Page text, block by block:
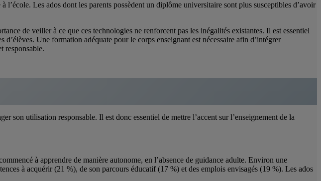
Les ados dont les parents possèdent un diplôme universitaire sont plus susceptibles d’avoir
de veiller à ce que ces technologies ne renforcent pas les inégalités existantes. Il est essentiel
Une formation adéquate pour le corps enseignant est nécessaire afin d’intégrer
responsable.
son utilisation responsable. Il est donc essentiel de mettre l’accent sur l’enseignement de la
à apprendre de manière autonome, en l’absence de guidance adulte. Environ une
à acquérir (21 %), de son parcours éducatif (17 %) et des emplois envisagés (19 %). Les ados